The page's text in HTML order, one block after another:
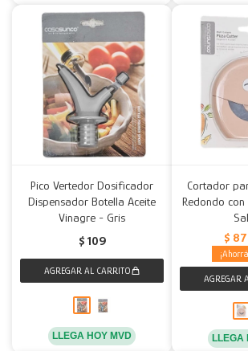
Pico Vertedor Dosificador
Dispensador Botella Aceite
Vinagre - Gris
$ 109
LLEGA HOY MVD
Cortador
Redondo
$ 87
LLEGA